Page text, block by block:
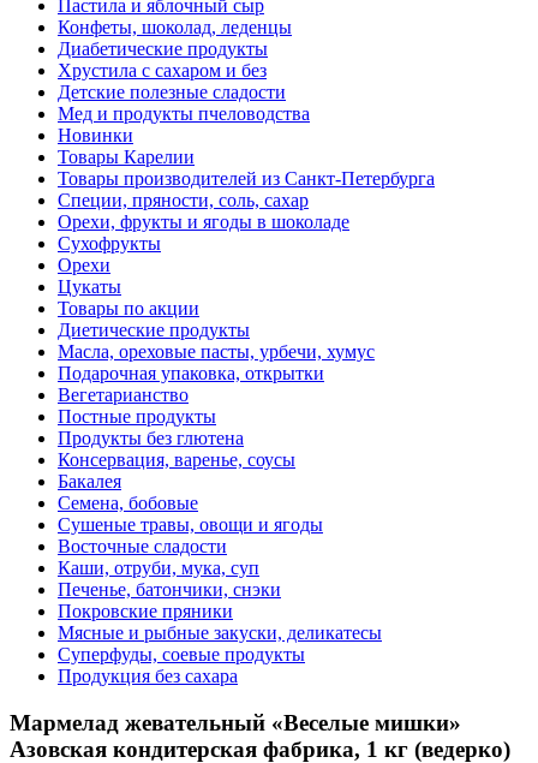
Пастила и яблочный сыр
Конфеты, шоколад, леденцы
Диабетические продукты
Хрустила с сахаром и без
Детские полезные сладости
Мед и продукты пчеловодства
Новинки
Товары Карелии
Товары производителей из Санкт-Петербурга
Специи, пряности, соль, сахар
Орехи, фрукты и ягоды в шоколаде
Сухофрукты
Орехи
Цукаты
Товары по акции
Диетические продукты
Масла, ореховые пасты, урбечи, хумус
Подарочная упаковка, открытки
Вегетарианство
Постные продукты
Продукты без глютена
Консервация, варенье, соусы
Бакалея
Семена, бобовые
Сушеные травы, овощи и ягоды
Восточные сладости
Каши, отруби, мука, суп
Печенье, батончики, снэки
Покровские пряники
Мясные и рыбные закуски, деликатесы
Суперфуды, соевые продукты
Продукция без сахара
Мармелад жевательный «Веселые мишки»
Азовская кондитерская фабрика, 1 кг (ведерко)